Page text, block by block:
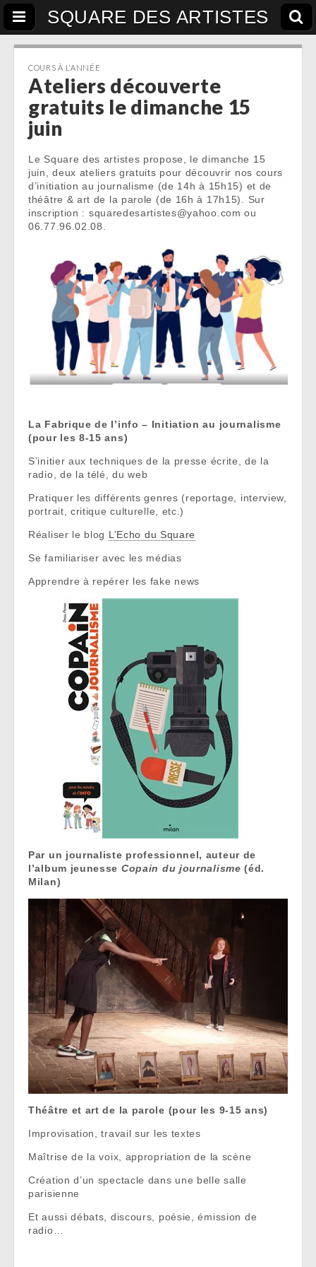
SQUARE DES ARTISTES
COURS À L'ANNÉE
Ateliers découverte
gratuits le dimanche 15
juin
Le Square des artistes propose, le dimanche 15
juin, deux ateliers gratuits pour découvrir nos cours
d’initiation au journalisme (de 14h à 15h15) et de
théâtre & art de la parole (de 16h à 17h15). Sur
inscription : squaredesartistes@yahoo.com ou
06.77.96.02.08.
La Fabrique de l’info – Initiation au journalisme
(pour les 8-15 ans)
S’initier aux techniques de la presse écrite, de la
radio, de la télé, du web
Pratiquer les différents genres (reportage, interview,
portrait, critique culturelle, etc.)
Réaliser le blog L’Echo du Square
Se familiariser avec les médias
Apprendre à repérer les fake news
Par un journaliste professionnel, auteur de
l’album jeunesse Copain du journalisme (éd.
Milan)
Théâtre et art de la parole (pour les 9-15 ans)
Improvisation, travail sur les textes
Maîtrise de la voix, appropriation de la scène
Création d’un spectacle dans une belle salle
parisienne
Et aussi débats, discours, poésie, émission de
radio…